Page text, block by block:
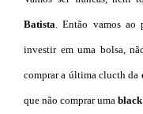
Batista . Então vamos
investir em uma bolsa,
comprar a última clucth da
que não comprar uma black